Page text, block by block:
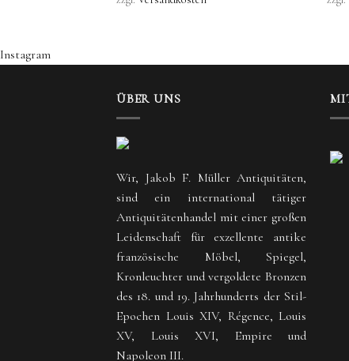
Instagram
ÜBER UNS
Wir, Jakob F. Müller Antiquitäten,
sind ein international tätiger
Antiquitätenhandel mit einer großen
Leidenschaft für exzellente antike
französische Möbel, Spiegel,
Kronleuchter und vergoldete Bronzen
des 18. und 19. Jahrhunderts der Stil-
Epochen Louis XIV, Régence, Louis
XV, Louis XVI, Empire und
Napoleon III.